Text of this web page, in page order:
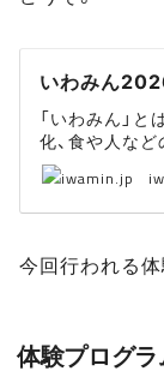
いわみん
「いわみん」と
化、食や人など
まちに暮らす
験プログラムを
域遊びイベント
今回行われる
体験プログ